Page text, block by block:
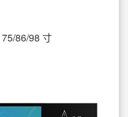
86/98 寸